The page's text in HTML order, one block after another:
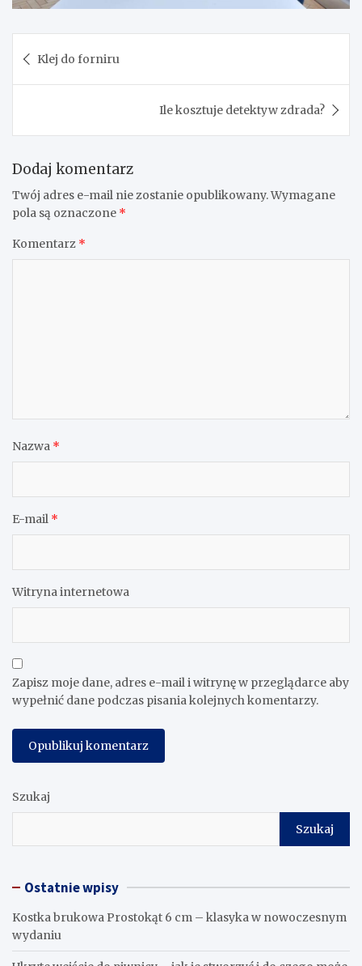
wpisu
Klej do forniru
Ile kosztuje detektyw zdrada?
Dodaj komentarz
Twój adres e-mail nie zostanie opublikowany.Wymagane
pola są oznaczone *
Komentarz *
Nazwa *
E-mail *
Witryna internetowa
Zapisz moje dane, adres e-mail i witrynę w przeglądarce aby
wypełnić dane podczas pisania kolejnych komentarzy.
Szukaj
Szukaj
Ostatnie wpisy
Kostka brukowa Prostokąt 6 cm – klasyka w nowoczesnym
wydaniu